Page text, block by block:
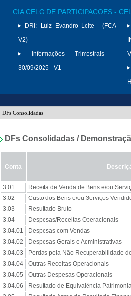
CIA CELG DE PARTICIPACOES -
DRI:
Luiz Evandro Leite - (FCA
V2)
Informações Trimestrais -
30/09/2025 - V1